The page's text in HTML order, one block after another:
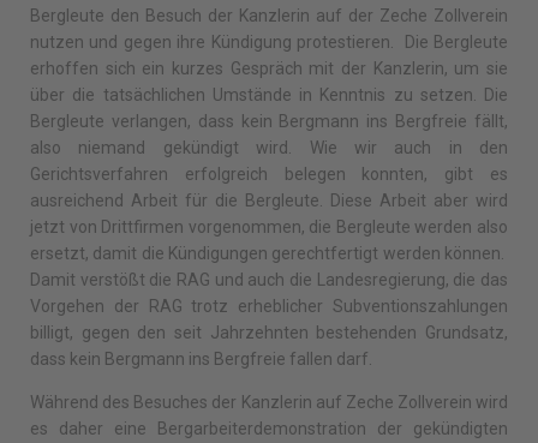
Bergleute den Besuch der Kanzlerin auf der Zeche Zollverein
nutzen und gegen ihre Kündigung protestieren. Die Bergleute
erhoffen sich ein kurzes Gespräch mit der Kanzlerin, um sie
über die tatsächlichen Umstände in Kenntnis zu setzen. Die
Bergleute verlangen, dass kein Bergmann ins Bergfreie fällt,
also niemand gekündigt wird. Wie wir auch in den
Gerichtsverfahren erfolgreich belegen konnten, gibt es
ausreichend Arbeit für die Bergleute. Diese Arbeit aber wird
jetzt von Drittfirmen vorgenommen, die Bergleute werden also
ersetzt, damit die Kündigungen gerechtfertigt werden können.
Damit verstößt die RAG und auch die Landesregierung, die das
Vorgehen der RAG trotz erheblicher Subventionszahlungen
billigt, gegen den seit Jahrzehnten bestehenden Grundsatz,
dass kein Bergmann ins Bergfreie fallen darf.
Während des Besuches der Kanzlerin auf Zeche Zollverein wird
es daher eine Bergarbeiterdemonstration der gekündigten